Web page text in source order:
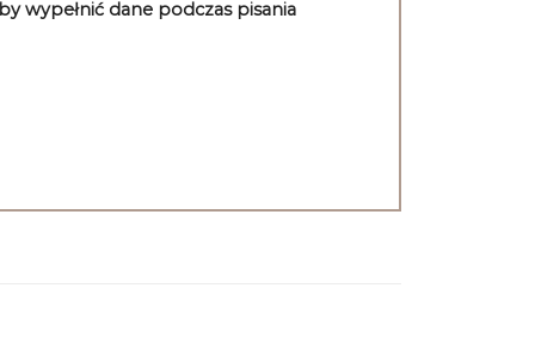
wypełnić dane podczas pisania